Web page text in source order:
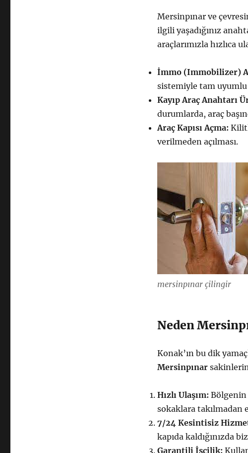
Mersinpınar ve
ilgili yaşadığınız
araçlarımızla hızlıca
İmmo (Immobilizer)
sistemiyle tam uyumlu
Kayıp Araç Anahtarı
durumlarda, araç
Araç Kapısı Açma:
verilmeden açılması.
mersinpınar çilingir
Neden
Konak’ın bu dik
Mersinpınar
Hızlı Ulaşım: Bölgenin
sokaklara takılmadan
7/24 Kesintisiz
kapıda kaldığınızda
Garantili İşçilik: